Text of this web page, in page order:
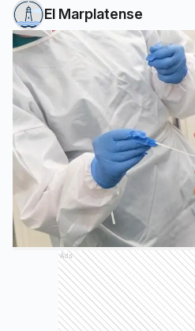
El Marplatense
Ads